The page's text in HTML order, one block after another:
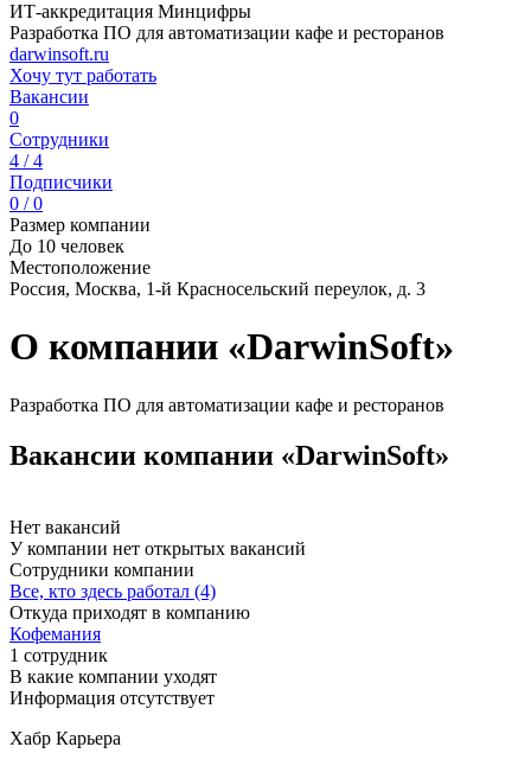
ИТ-аккредитация Минцифры
Разработка ПО для автоматизации кафе и ресторанов
darwinsoft.ru
Хочу тут работать
Вакансии
0
Сотрудники
4 / 4
Подписчики
0 / 0
Размер компании
До 10 человек
Местоположение
Россия, Москва, 1-й Красносельский переулок, д. 3
О компании «DarwinSoft»
Разработка ПО для автоматизации кафе и ресторанов
Вакансии компании «DarwinSoft»
Нет вакансий
У компании нет открытых вакансий
Сотрудники компании
Все, кто здесь работал (4)
Откуда приходят в компанию
Кофемания
1 сотрудник
В какие компании уходят
Информация отсутствует
Хабр Карьера